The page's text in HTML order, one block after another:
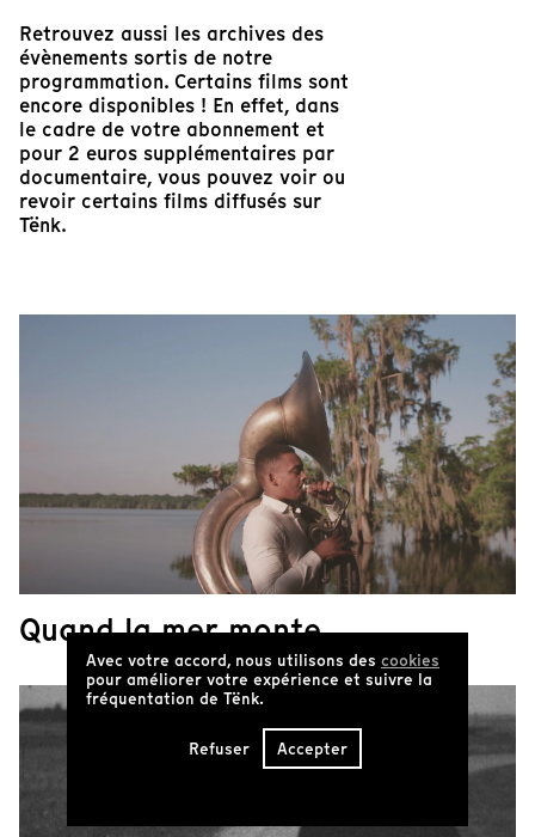
Retrouvez aussi les archives des
évènements sortis de notre
programmation. Certains films sont
encore disponibles ! En effet, dans
le cadre de votre abonnement et
pour 2 euros supplémentaires par
documentaire, vous pouvez voir ou
revoir certains films diffusés sur
Tënk.
Quand la mer monte
Avec votre accord, nous utilisons des cookies
pour améliorer votre expérience et suivre la
fréquentation de Tënk.
Refuser Accepter